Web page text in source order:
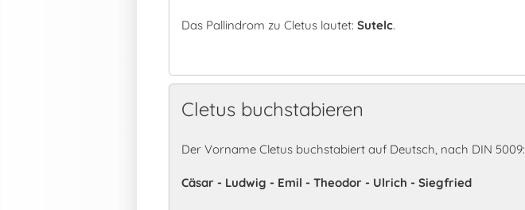
Das Pallindrom zu Cletus lautet: Sutelc.
Cletus buchstabieren
Der Vorname Cletus buchstabiert auf Deutsch, nach DIN 5009:
Cäsar - Ludwig - Emil - Theodor - Ulrich - Siegfried